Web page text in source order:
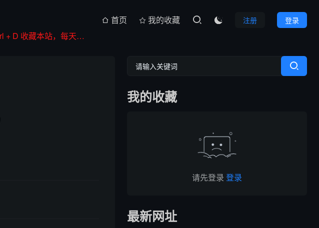
登录
注册

首页
我的收藏
Ctrl + D 收藏本站，每天更新好站！
我的收藏
请先登录 登录
最新网址